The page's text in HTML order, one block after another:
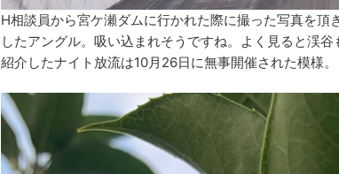
H相談員から宮ケ瀬ダムに行かれた際に撮った写真を
したアングル。吸い込まれそうですね。よく見ると渓
紹介したナイト放流は10月26日に無事開催された模様。